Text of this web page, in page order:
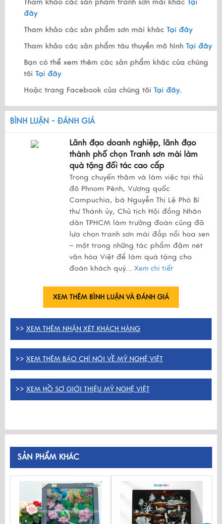
Tham khảo các sản phẩm tranh sơn mài khác Tại
đây
Tham khảo các sản phẩm sơn mài khác Tại đây
Tham khảo các sản phẩm tàu thuyền mô hình Tại đây
Bạn có thể xem thêm các sản phẩm khác của chúng
tôi Tại đây
Hoặc trang Facebook của chúng tôi Tại đây.
BÌNH LUẬN - ĐÁNH GIÁ
Lãnh đạo doanh nghiệp, lãnh đạo
thành phố chọn Tranh sơn mài làm
quà tặng đối tác cao cấp
Trong chuyến thăm và làm việc tại thủ
đô Phnom Pênh, Vương quốc
Campuchia, bà Nguyễn Thị Lệ Phó Bí
thư Thành ủy, Chủ tịch Hội đồng Nhân
dân TPHCM làm trưởng đoàn cũng đã
lựa chọn tranh sơn mài đắp nổi hoa sen
– một trong những tác phẩm đậm nét
văn hóa Việt để làm quà tặng cho
đoàn khách quý... Xem chi tiết
XEM THÊM BÌNH LUẬN VÀ ĐÁNH GIÁ
>> XEM THÊM NHẬN XÉT KHÁCH HÀNG
>> XEM THÊM BÁO CHÍ NÓI VỀ MỸ NGHỆ VIỆT
>> XEM HỒ SƠ GIỚI THIỆU MỸ NGHỆ VIỆT
SẢN PHẨM KHÁC